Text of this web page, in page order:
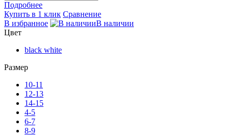
Подробнее
Купить в 1 клик Сравнение
В избранное
В наличии
Цвет
black white
Размер
10-11
12-13
14-15
4-5
6-7
8-9